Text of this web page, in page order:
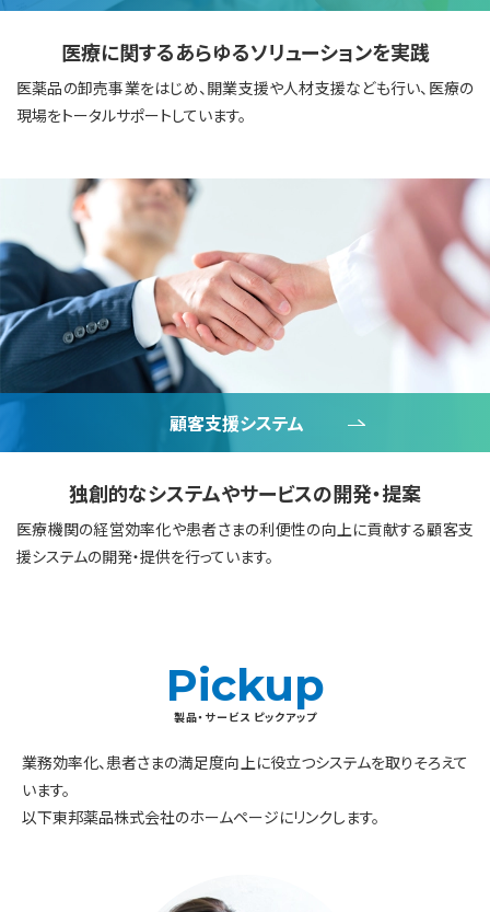
医療に関するあらゆるソリューションを実践
医薬品の卸売事業をはじめ、開業支援や人材支援なども行い、医療の
現場をトータルサポートしています。
顧客支援システム
独創的なシステムやサービスの開発・提案
医療機関の経営効率化や患者さまの利便性の向上に貢献する顧客支
援システムの開発・提供を行っています。
Pickup
製品・サービス ピックアップ
業務効率化、患者さまの満足度向上に役立つシステムを取りそろえて
います。
以下東邦薬品株式会社のホームページにリンクします。